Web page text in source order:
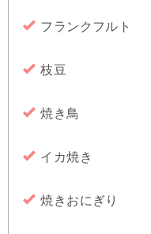
フランクフルト
枝豆
焼き鳥
イカ焼き
焼きおにぎり